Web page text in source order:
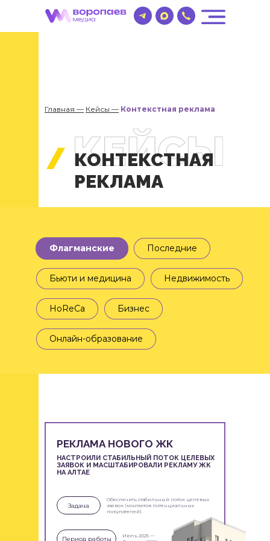
КОНТЕКСТНАЯ
РЕКЛАМА
Главная — Кейсы — Контекстная реклама
Флагманские Последние
Бьюти и медицина Недвижимость
HoReCa Бизнес
Онлайн-образование
КАК МЫ ПОМОГЛИ
НОВОЙ СТУДИИ
КОСМЕТОЛОГИИ ВЫЙТИ
РЕГУЛЯРНЫЙ ПРИТОК
КЛИЕНТОВ
И ЗАЛОЖИТЬ ПРОЧНЫЙ
ФУНДАМЕНТ ДЛЯ
НАСТРОИЛИ СТАБИЛЬНЫЙ ПОТОК ЦЕЛЕВЫХ
ЗАЯВОК И МАСШТАБИРОВАЛИ РЕКЛАМУ ЖК
НА АЛТАЕ
РЕКЛАМА НОВОГО ЖК
Июль 2025 —
Период работы
Задача
Обеспечить стабильный поток целевых
заявок (контактов потенциальных
покупателей)